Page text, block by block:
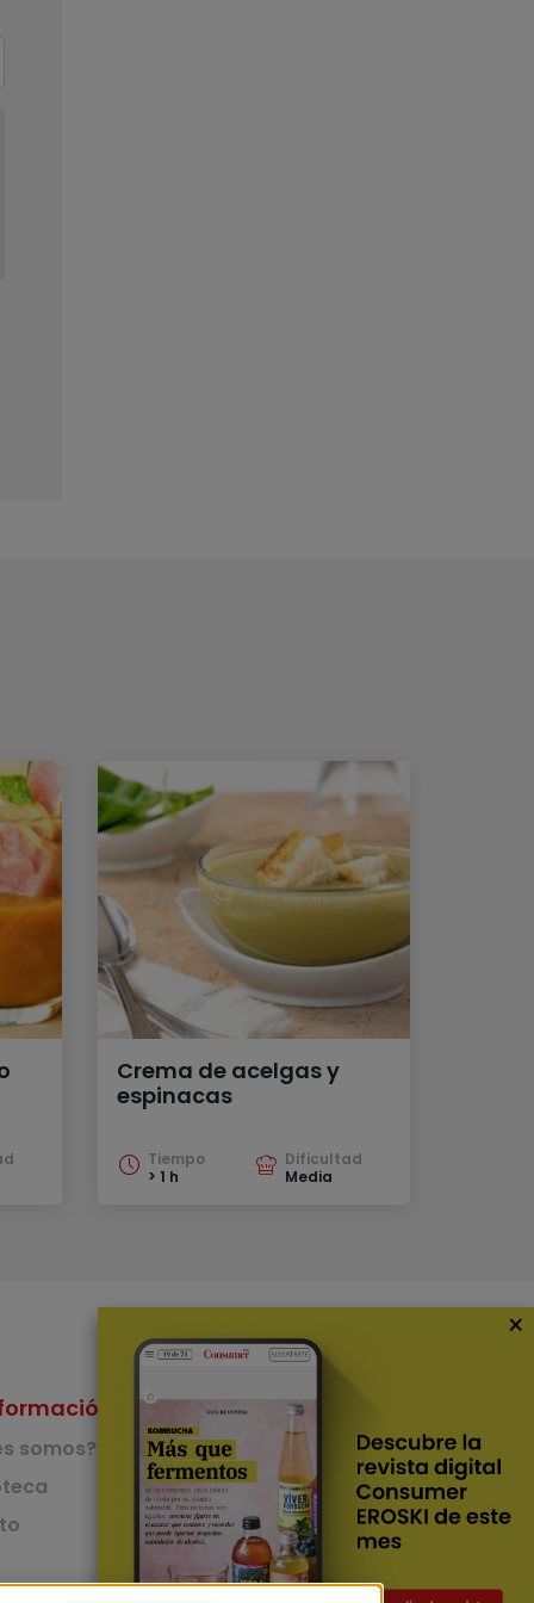
Crema de acelgas y
espinacas
Tiempo
> 1 h
Dificultad
Media
somos?
Nuestras Apps
App de recetas
App del Camino de
Santiago
×